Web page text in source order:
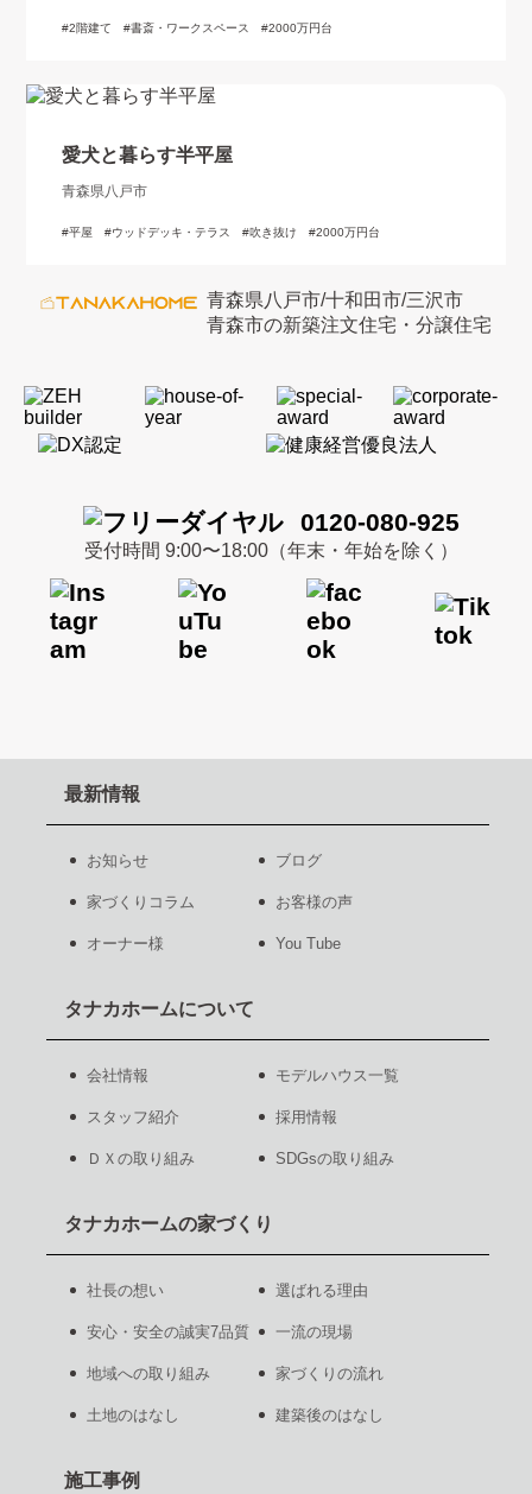
2階建て 書斎・ワークスペース 2000万円台
愛犬と暮らす半平屋
青森県八戸市
平屋 ウッドデッキ・テラス 吹き抜け 2000万円台
青森県八戸市/十和田市/三沢市
青森市の新築注文住宅・分譲住宅
0120-080-925
受付時間 9:00〜18:00（年末・年始を除く）
最新情報
お知らせ ブログ
家づくりコラム お客様の声
オーナー様 You Tube
タナカホームについて
会社情報 モデルハウス一覧
スタッフ紹介 採用情報
ＤＸの取り組み SDGsの取り組み
タナカホームの家づくり
社長の想い 選ばれる理由
安心・安全の誠実7品質 一流の現場
地域への取り組み 家づくりの流れ
土地のはなし 建築後のはなし
施工事例